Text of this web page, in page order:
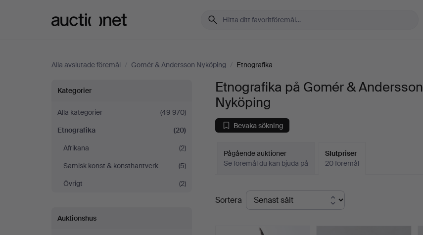
Alla avslutade föremål / Gomér & Andersson Nyköping / Etnografika
Etnografika
på
Gomér
Andersson
Nyköping
Kategorier
Alla kategorier
(49 970)
Etnografika
(20)
Afrikana
(2)
Samisk konst & konsthantverk
(5)
Övrigt
(2)
Auktionshus
Etnografika på Gomér & Andersson
Nyköping
Bevaka sökning
Pågående auktioner
Se föremål du kan bjuda på
Slutpriser
20 föremål
Slutpriser
Sortera